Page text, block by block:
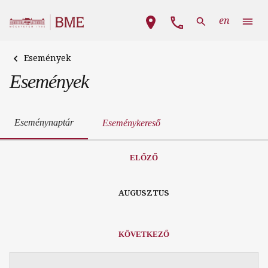
Fő navigáció
en
Események
Események
Eseménynaptár Eseménykereső
ELŐZŐ
AUGUSZTUS
KÖVETKEZŐ